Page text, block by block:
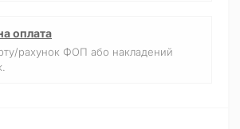
оплата
рахунок ФОП або накладений